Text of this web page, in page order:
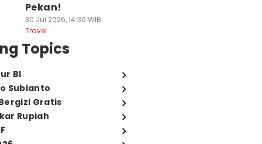
Pekan!
30 Jul 2026, 14:30 WIB
Travel
Topics
BI
Subianto
Gratis
Rupiah